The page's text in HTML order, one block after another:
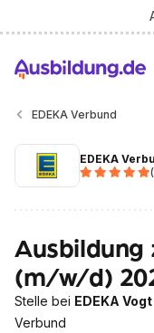
EDEKA Verbund
EDEKA
(
Ausbildung
(m/w/d)
Stelle bei EDEKA Vogt
Verbund